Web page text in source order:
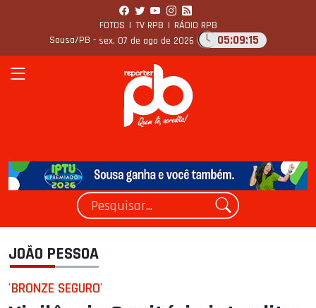
FOTOS | TV RPB | RÁDIO RPB
Sousa/PB - sex, 07 de ago de 2026 05:09:16
JOÃO PESSOA
'BRONZE SEGURO'